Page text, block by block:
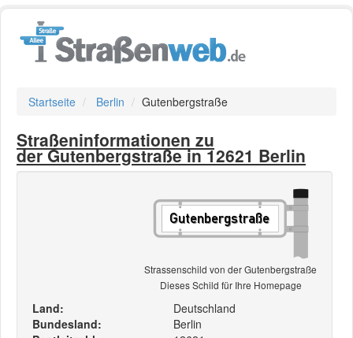
Startseite Berlin Gutenbergstraße
Straßeninformationen zu
der Gutenbergstraße in 12621 Berlin
Strassenschild von der Gutenbergstraße
Dieses Schild für Ihre Homepage
Land:
Deutschland
Bundesland:
Berlin